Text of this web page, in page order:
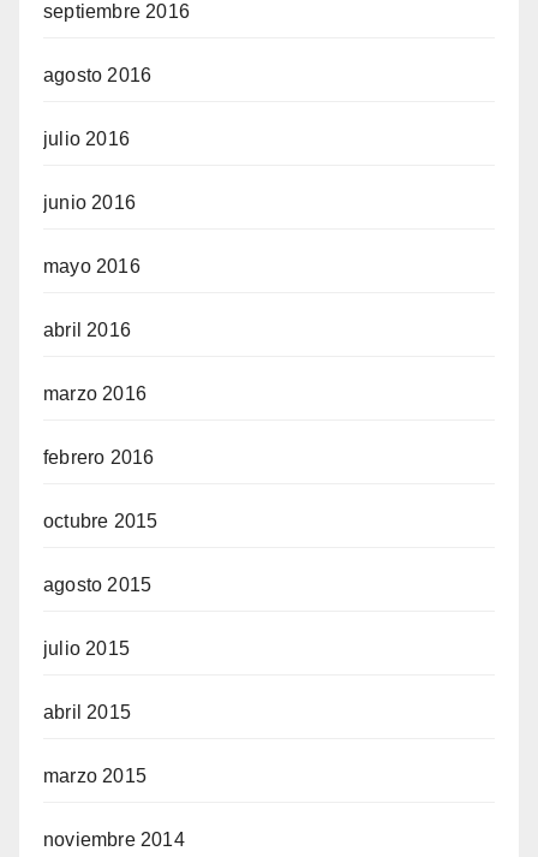
septiembre 2016
agosto 2016
julio 2016
junio 2016
mayo 2016
abril 2016
marzo 2016
febrero 2016
octubre 2015
agosto 2015
julio 2015
abril 2015
marzo 2015
noviembre 2014